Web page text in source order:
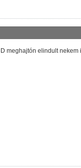
meghajtón elindult nekem